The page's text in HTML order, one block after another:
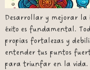
Desarrollar y mejorar la
éxito es fundamental.
propias fortalezas y
entender tus puntos
para triunfar en la vida.